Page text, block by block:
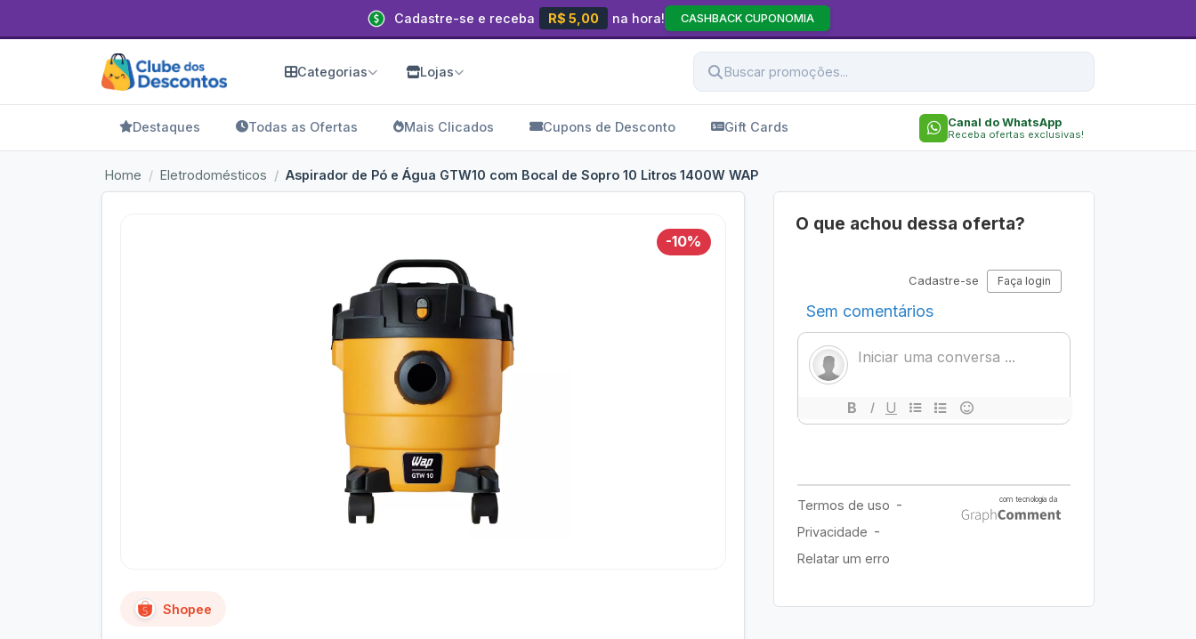
Cadastre-se e receba R$ 5,00 na hora! CASHBACK CUPONOMIA
Categorias Lojas
Destaques Todas as Ofertas Mais Clicados Cupons de Desconto Gift Cards Canal do WhatsApp
Receba ofertas exclusivas!
Home Eletrodomésticos Aspirador de Pó e Água GTW10 com Bocal de Sopro 10 Litros 1400W WAP
-10%
Shopee
O que achou dessa oferta?